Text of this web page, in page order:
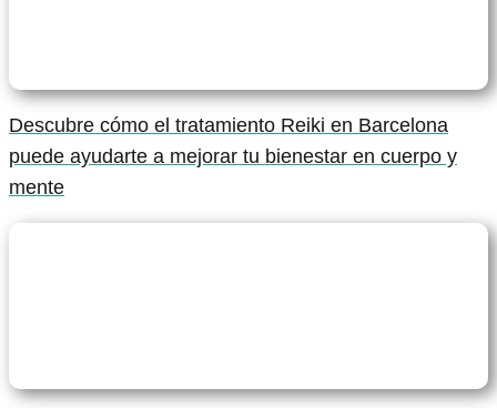
Descubre cómo el tratamiento Reiki en Barcelona
puede ayudarte a mejorar tu bienestar en cuerpo y
mente